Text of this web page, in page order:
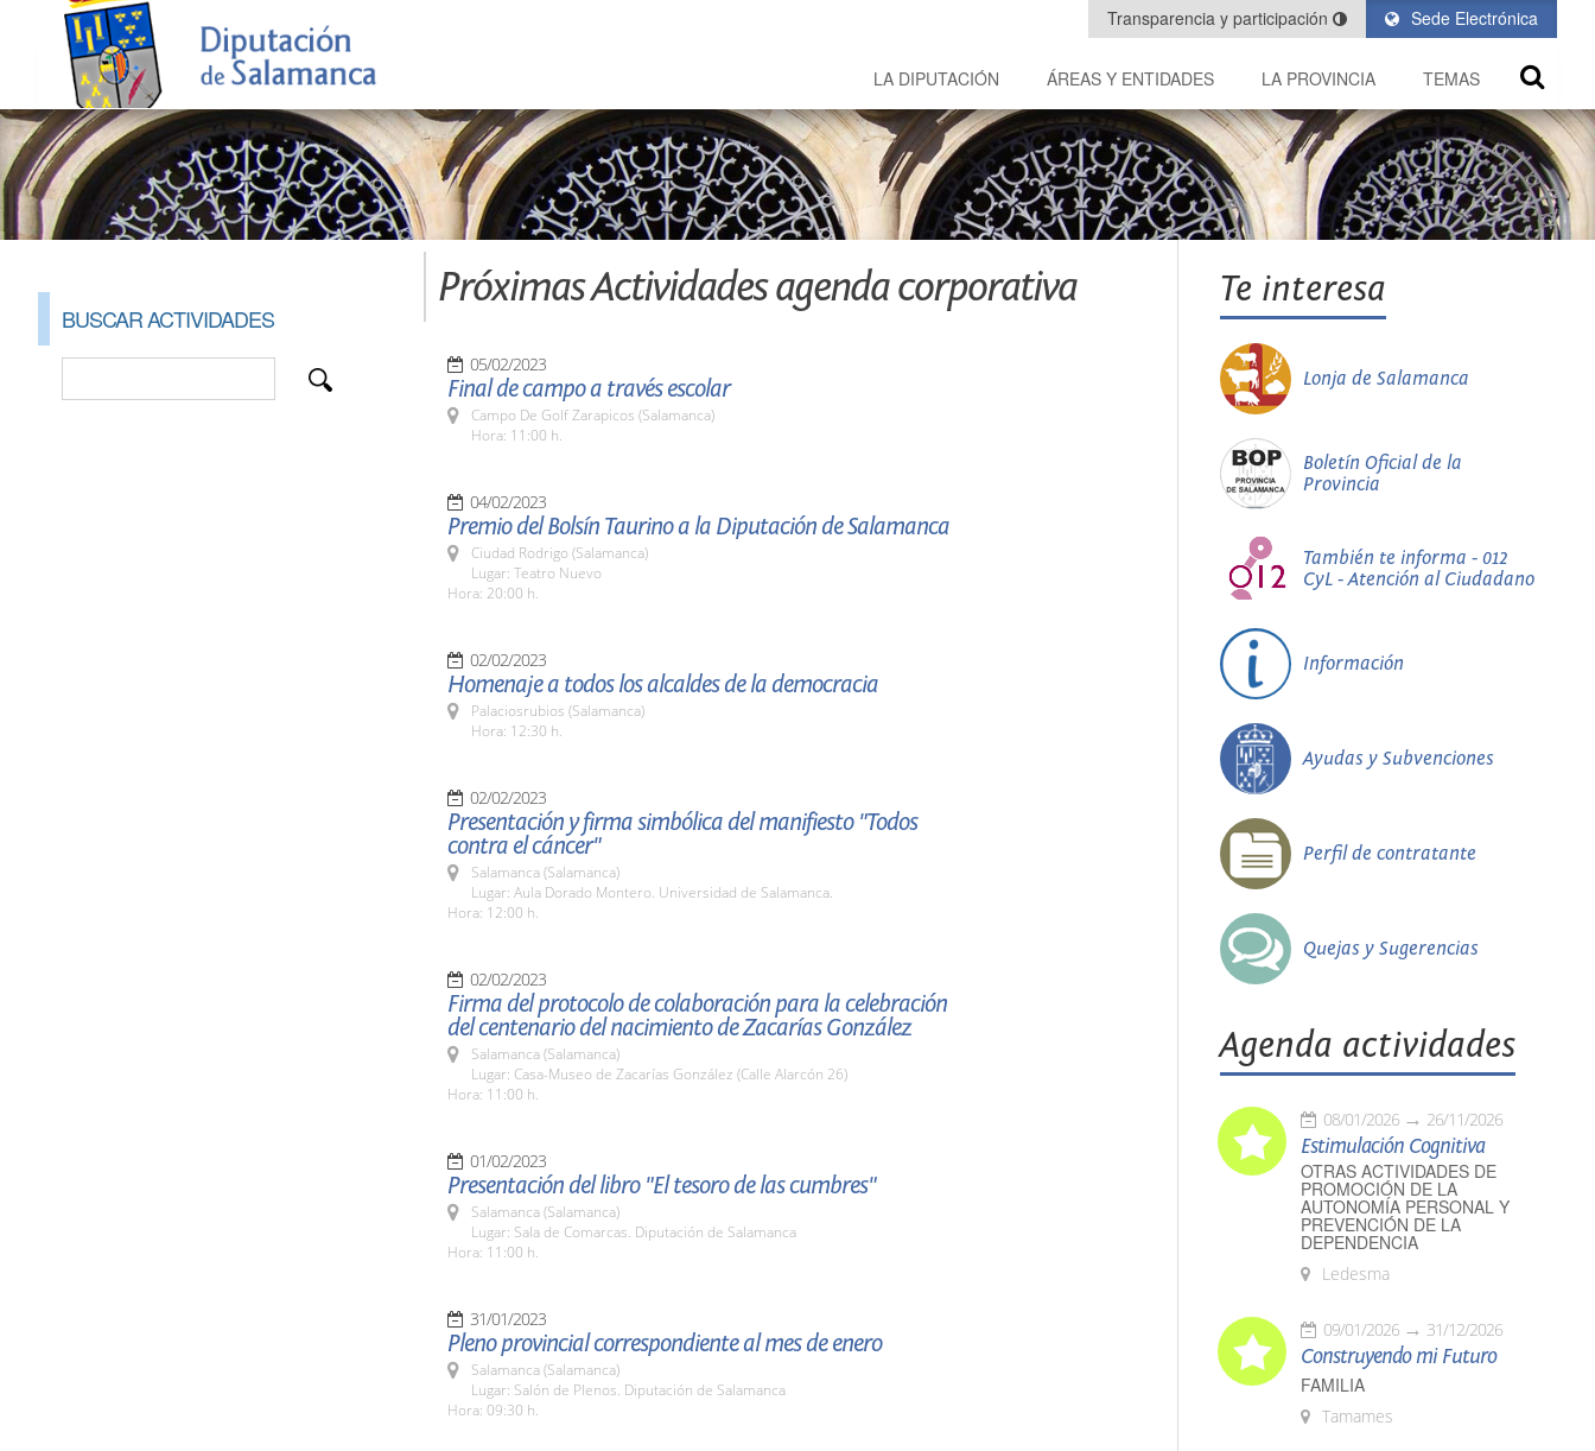
Sede Electrónica
Transparencia y participación
LA DIPUTACIÓN ÁREAS Y ENTIDADES LA PROVINCIA TEMAS
BUSCAR ACTIVIDADES
Próximas Actividades agenda corporativa
05/02/2023
Final de campo a través escolar
Campo De Golf Zarapicos (Salamanca)
Hora: 11:00 h.
04/02/2023
Premio del Bolsín Taurino a la Diputación de Salamanca
Ciudad Rodrigo (Salamanca)
Lugar: Teatro Nuevo
Hora: 20:00 h.
02/02/2023
Homenaje a todos los alcaldes de la democracia
Palaciosrubios (Salamanca)
Hora: 12:30 h.
02/02/2023
Presentación y firma simbólica del manifiesto "Todos
contra el cáncer"
Salamanca (Salamanca)
Lugar: Aula Dorado Montero. Universidad de Salamanca.
Hora: 12:00 h.
02/02/2023
Firma del protocolo de colaboración para la celebración
del centenario del nacimiento de Zacarías González
Salamanca (Salamanca)
Lugar: Casa-Museo de Zacarías González (Calle Alarcón 26)
Hora: 11:00 h.
01/02/2023
Presentación del libro "El tesoro de las cumbres"
Salamanca (Salamanca)
Lugar: Sala de Comarcas. Diputación de Salamanca
Hora: 11:00 h.
31/01/2023
Pleno provincial correspondiente al mes de enero
Salamanca (Salamanca)
Lugar: Salón de Plenos. Diputación de Salamanca
Hora: 09:30 h.
Te interesa
Lonja de Salamanca
Boletín Oficial de la
Provincia
También te informa - 012
CyL - Atención al Ciudadano
Información
Ayudas y Subvenciones
Perfil de contratante
Quejas y Sugerencias
Agenda actividades
08/01/2026 26/11/2026
Estimulación Cognitiva
OTRAS ACTIVIDADES DE
PROMOCIÓN DE LA
AUTONOMÍA PERSONAL Y
PREVENCIÓN DE LA
DEPENDENCIA
Ledesma
09/01/2026 31/12/2026
Construyendo mi Futuro
FAMILIA
Tamames